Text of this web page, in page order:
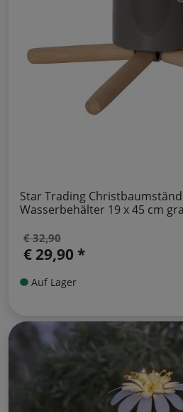
Star Trading
Wasserbehälter 19 x 45 cm
€ 32,90
€ 29,90 *
Auf Lager